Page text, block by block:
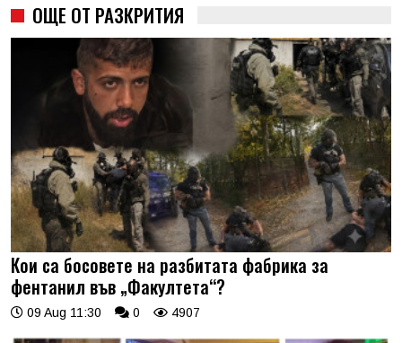
ОЩЕ ОТ РАЗКРИТИЯ
Кои са босовете на разбитата фабрика за
фентанил във „Факултета“?
09 Aug 11:30 0 4907